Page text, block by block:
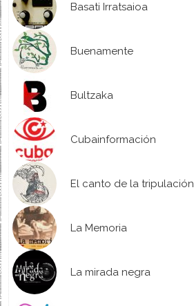
Basati Irratsaioa
Buenamente
Bultzaka
Cubainformación
El canto de la tripulación
La Memoria
La mirada negra